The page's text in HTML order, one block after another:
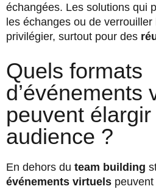
échangées. Les solutions qui
les échanges ou de
privilégier, surtout pour des
Quels formats
d’événements
peuvent
audience ?
En dehors du team building
événements virtuels